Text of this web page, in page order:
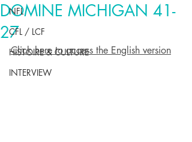
NFL
CFL / LCF
HISTOIRE & CULTURE
INTERVIEW
DOMINE MICHIGAN 41-
27
Click here to access the English version